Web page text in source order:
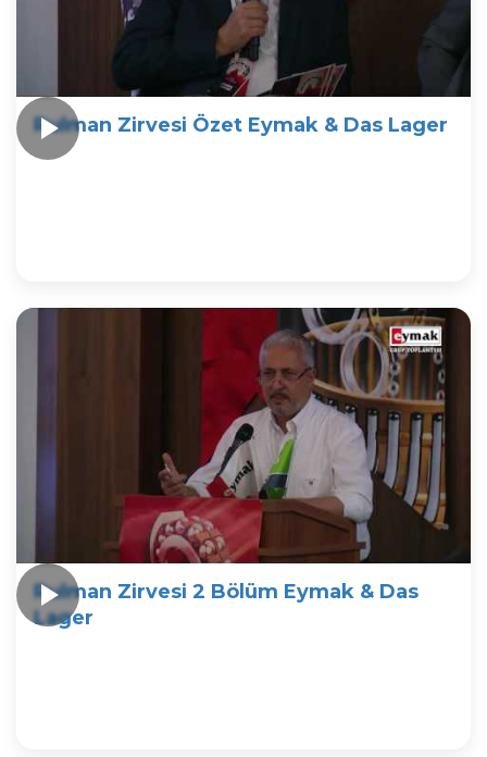
Rulman Zirvesi Özet Eymak & Das Lager
Rulman Zirvesi 2 Bölüm Eymak & Das
Lager